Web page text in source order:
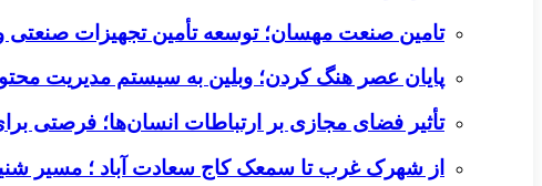
تامین صنعت مهسان؛ توسعه تأمین تجهیزات صنعتی
پایان عصر هنگ کردن؛ وبلین به سیستم مدیریت
تأثیر فضای مجازی بر ارتباطات انسان‌ها؛ فرصتی
از شهرک غرب تا سمعک کاج سعادت آباد ؛ مسیر